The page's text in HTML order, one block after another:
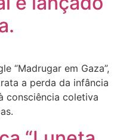
“Madrugar em Gaza”,
a perda da infância
consciência coletiva